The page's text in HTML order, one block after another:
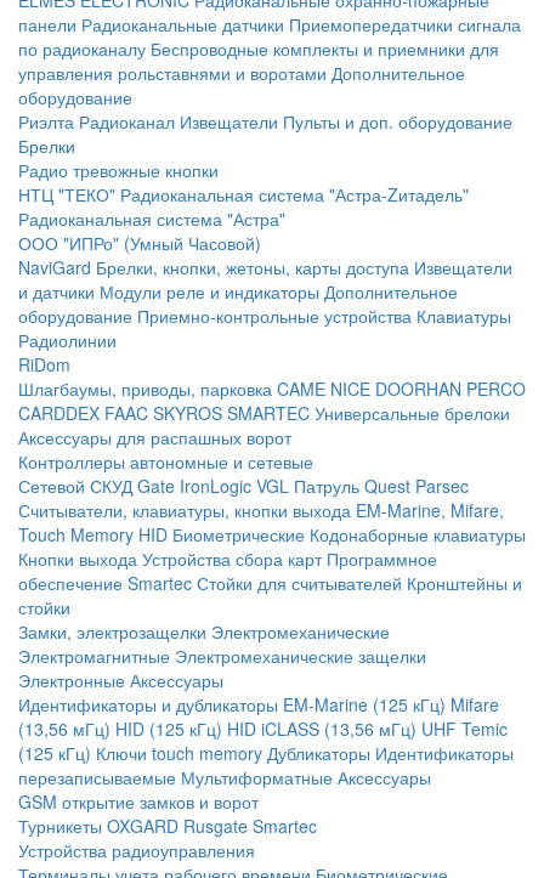
панели Радиоканальные датчики Приемопередатчики сигнала
по радиоканалу Беспроводные комплекты и приемники для
управления рольставнями и воротами Дополнительное
оборудование
Риэлта Радиоканал Извещатели Пульты и доп. оборудование
Брелки
Радио тревожные кнопки
НТЦ "ТЕКО" Радиоканальная система "Астра-Zитадель"
Радиоканальная система "Астра"
ООО "ИПРо" (Умный Часовой)
NaviGard Брелки, кнопки, жетоны, карты доступа Извещатели
и датчики Модули реле и индикаторы Дополнительное
оборудование Приемно-контрольные устройства Клавиатуры
Радиолинии
RiDom
Шлагбаумы, приводы, парковка CAME NICE DOORHAN PERCO
CARDDEX FAAC SKYROS SMARTEC Универсальные брелоки
Аксессуары для распашных ворот
Контроллеры автономные и сетевые
Сетевой СКУД Gate IronLogic VGL Патруль Quest Parsec
Считыватели, клавиатуры, кнопки выхода EM-Marine, Mifare,
Touch Memory HID Биометрические Кодонаборные клавиатуры
Кнопки выхода Устройства сбора карт Программное
обеспечение Smartec Стойки для считывателей Кронштейны и
стойки
Замки, электрозащелки Электромеханические
Электромагнитные Электромеханические защелки
Электронные Аксессуары
Идентификаторы и дубликаторы EM-Marine (125 кГц) Mifare
(13,56 мГц) HID (125 кГц) HID iCLASS (13,56 мГц) UHF Temic
(125 кГц) Ключи touch memory Дубликаторы Идентификаторы
перезаписываемые Мультиформатные Аксессуары
GSM открытие замков и ворот
Турникеты OXGARD Rusgate Smartec
Устройства радиоуправления